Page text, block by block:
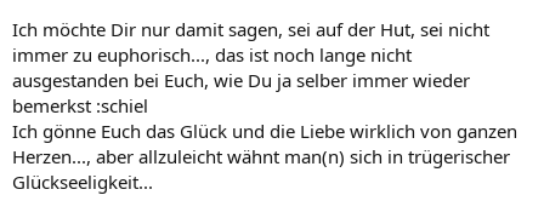
Ich möchte Dir nur damit sagen, sei auf der Hut, sei nicht
immer zu euphorisch..., das ist noch lange nicht
ausgestanden bei Euch, wie Du ja selber immer wieder
bemerkst :schiel
Ich gönne Euch das Glück und die Liebe wirklich von ganzen
Herzen..., aber allzuleicht wähnt man(n) sich in trügerischer
Glückseeligkeit...